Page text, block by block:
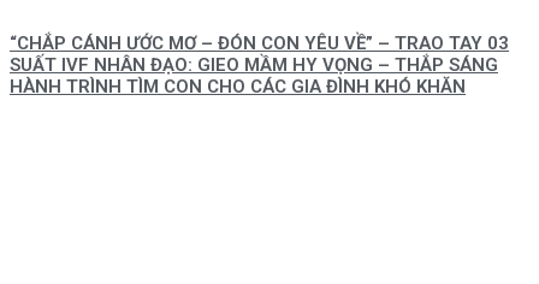
“CHẮP CÁNH ƯỚC MƠ – ĐÓN CON YÊU VỀ” – TRAO TAY 03
SUẤT IVF NHÂN ĐẠO: GIEO MẦM HY VỌNG – THẮP SÁNG
HÀNH TRÌNH TÌM CON CHO CÁC GIA ĐÌNH KHÓ KHĂN